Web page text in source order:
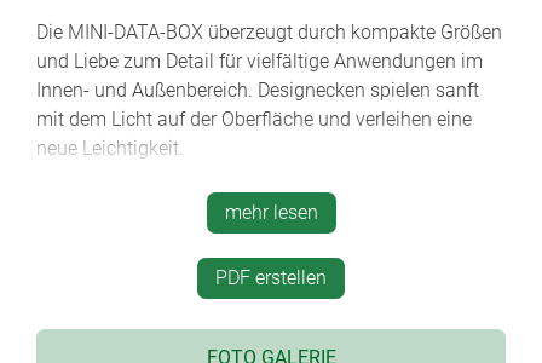
Die MINI-DATA-BOX überzeugt durch kompakte Größen
und Liebe zum Detail für vielfältige Anwendungen im
Innen- und Außenbereich. Designecken spielen sanft
mit dem Licht auf der Oberfläche und verleihen eine
neue Leichtigkeit.
modernes Gehäusedesign mit eleganten
40 Standard-Gehäuse
zwei Grundformen: S (square) und E (edge)
Deckenmontage oder zur Befestigung an Schienen
mehr lesen
PDF erstellen
FOTO GALERIE